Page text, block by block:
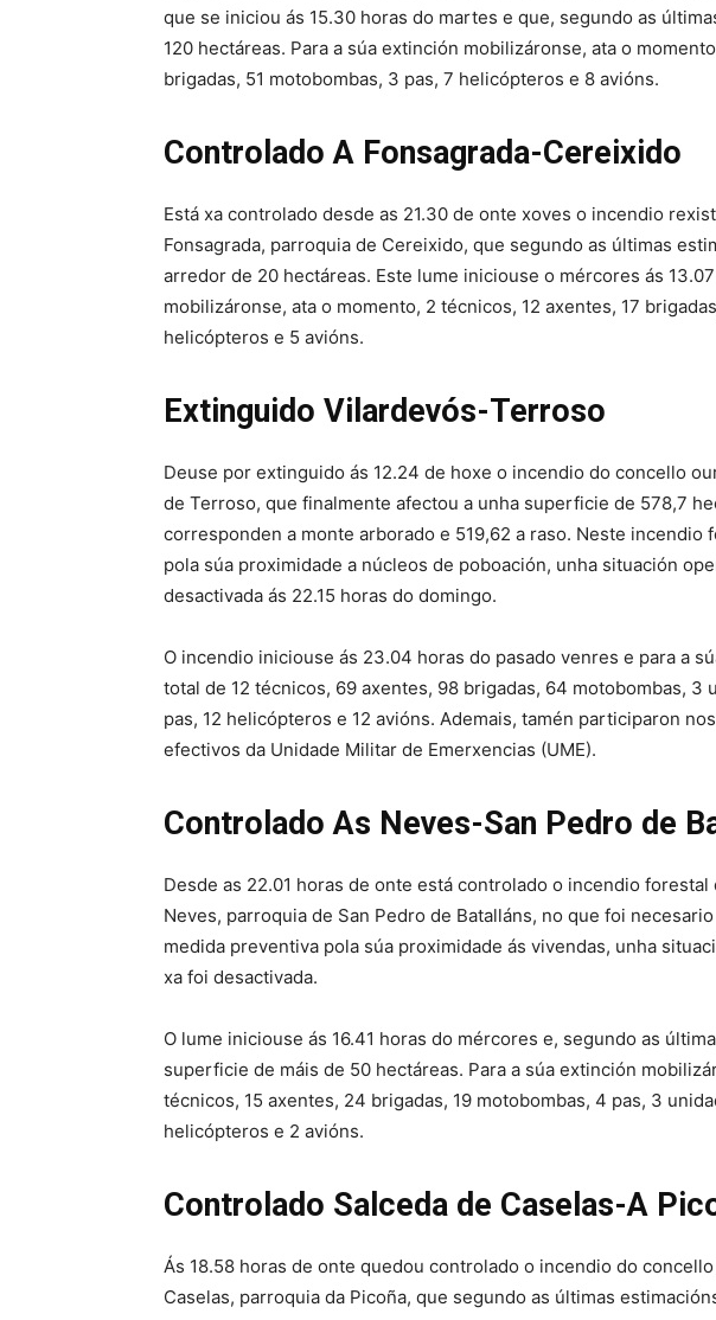
que se iniciou ás 15.30 horas do martes e que, segundo as
120 hectáreas. Para a súa extinción mobilizáronse, ata o
brigadas, 51 motobombas, 3 pas, 7 helicópteros e 8 avións.
Controlado A Fonsagrada-Cereixido
Está xa controlado desde as 21.30 de onte xoves o incendio
Fonsagrada, parroquia de Cereixido, que segundo as últimas
arredor de 20 hectáreas. Este lume iniciouse o mércores ás
mobilizáronse, ata o momento, 2 técnicos, 12 axentes, 17
helicópteros e 5 avións.
Extinguido Vilardevós-Terroso
Deuse por extinguido ás 12.24 de hoxe o incendio do concello
de Terroso, que finalmente afectou a unha superficie de 578,7
corresponden a monte arborado e 519,62 a raso. Neste incendio
pola súa proximidade a núcleos de poboación, unha situación
desactivada ás 22.15 horas do domingo.
O incendio iniciouse ás 23.04 horas do pasado venres e para a
total de 12 técnicos, 69 axentes, 98 brigadas, 64 motobombas, 3
pas, 12 helicópteros e 12 avións. Ademais, tamén participaron
efectivos da Unidade Militar de Emerxencias (UME).
Controlado As Neves-San Pedro de
Desde as 22.01 horas de onte está controlado o incendio
Neves, parroquia de San Pedro de Batalláns, no que foi
medida preventiva pola súa proximidade ás vivendas, unha
xa foi desactivada.
O lume iniciouse ás 16.41 horas do mércores e, segundo as
superficie de máis de 50 hectáreas. Para a súa extinción
técnicos, 15 axentes, 24 brigadas, 19 motobombas, 4 pas, 3
helicópteros e 2 avións.
Controlado Salceda de Caselas-A
Ás 18.58 horas de onte quedou controlado o incendio do
Caselas, parroquia da Picoña, que segundo as últimas